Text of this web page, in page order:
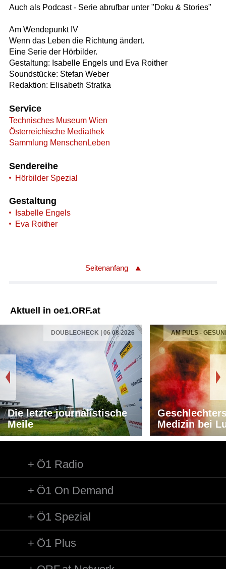
Auch als Podcast - Serie abrufbar unter "Doku & Stories"
Am Wendepunkt IV
Wenn das Leben die Richtung ändert.
Eine Serie der Hörbilder.
Gestaltung: Isabelle Engels und Eva Roither
Soundstücke: Stefan Weber
Redaktion: Elisabeth Stratka
Service
Technisches Museum Wien
Österreichische Mediathek
Sammlung MenschenLeben
Sendereihe
Hörbilder Spezial
Gestaltung
Isabelle Engels
Eva Roither
Seitenanfang
Aktuell in oe1.ORF.at
DOUBLECHECK | 06 08 2026
Die letzte journalistische
Meile
AM PULS -
Medizin bei
Ö1 Radio
Ö1 On Demand
Ö1 Spezial
Ö1 Plus